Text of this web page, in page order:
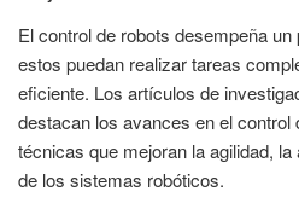
El control de robots desempeña
estos puedan realizar tareas
eficiente. Los artículos de
destacan los avances en el control
técnicas que mejoran la agilidad,
de los sistemas robóticos.